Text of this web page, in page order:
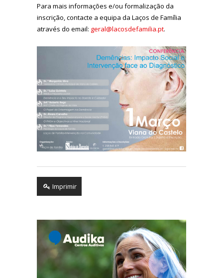
Para mais informações e/ou formalização da
inscrição, contacte a equipa da Laços de Família
através do email: geral@lacosdefamilia.pt.
Imprimir